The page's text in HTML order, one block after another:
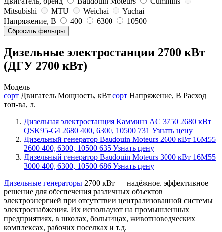
Mitsubishi
MTU Weichai
Yuchai
Напряжение, В
400 6300 10500
Дизельные электростанции 2700 кВт
(ДГУ 2700 кВт)
Модель
сорт Двигатель Мощность, кВт сорт Напряжение, В Расход
топ-ва, л.
Дизельная электростанция Камминз AC 3750 2680 кВт
QSK95-G4 2680 400, 6300, 10500 731 Узнать цену
Дизельный генератор Baudouin Moteurs 2600 кВт 16M55
2600 400, 6300, 10500 635 Узнать цену
Дизельный генератор Baudouin Moteurs 3000 кВт 16M55
3000 400, 6300, 10500 686 Узнать цену
Дизельные генераторы 2700 кВт — надёжное, эффективное
решение для обеспечения различных объектов
электроэнергией при отсутствии централизованной системы
электроснабжения. Их используют на промышленных
предприятиях, в школах, больницах, животноводческих
комплексах, рабочих поселках и т.д.